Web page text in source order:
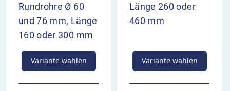
Rundrohre Ø 60
und 76 mm, Länge
160 oder 300 mm
Variante wählen
Länge 260 oder
460 mm
Variante wählen